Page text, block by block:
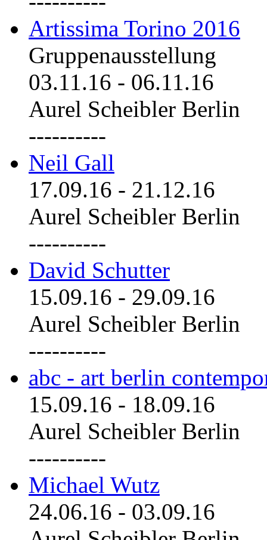
Artissima Torino 2016
Gruppenausstellung
03.11.16 - 06.11.16
Aurel Scheibler Berlin
----------
Neil Gall
17.09.16 - 21.12.16
Aurel Scheibler Berlin
----------
David Schutter
15.09.16 - 29.09.16
Aurel Scheibler Berlin
----------
abc - art berlin
15.09.16 - 18.09.16
Aurel Scheibler Berlin
----------
Michael Wutz
24.06.16 - 03.09.16